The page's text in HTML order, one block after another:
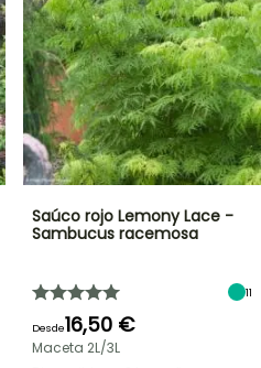
Saúco rojo Lemony Lace -
Sambucus racemosa
11
Desde16,50 €
Maceta 2L/3L